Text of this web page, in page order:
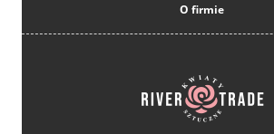
O firmie